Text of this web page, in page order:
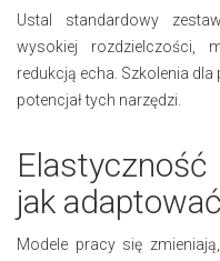
Ustal standardowy
wysokiej rozdzielczości,
redukcją echa. Szkolenia
potencjał tych narzędzi.
jak
Modele pracy się